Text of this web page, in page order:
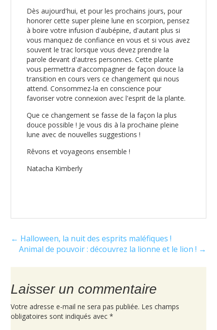
Dès aujourd'hui, et pour les prochains jours, pour
honorer cette super pleine lune en scorpion, pensez
à boire votre infusion d'aubépine, d'autant plus si
vous manquez de confiance en vous et si vous avez
souvent le trac lorsque vous devez prendre la
parole devant d'autres personnes. Cette plante
vous permettra d'accompagner de façon douce la
transition en cours vers ce changement qui nous
attend. Consommez-la en conscience pour
favoriser votre connexion avec l'esprit de la plante.
Que ce changement se fasse de la façon la plus
douce possible ! Je vous dis à la prochaine pleine
lune avec de nouvelles suggestions !
Rêvons et voyageons ensemble !
Natacha Kimberly
du
← Halloween, la nuit des esprits maléfiques !
Animal de pouvoir : découvrez la lionne et le lion ! →
Laisser un commentaire
Votre adresse e-mail ne sera pas publiée. Les champs
obligatoires sont indiqués avec*